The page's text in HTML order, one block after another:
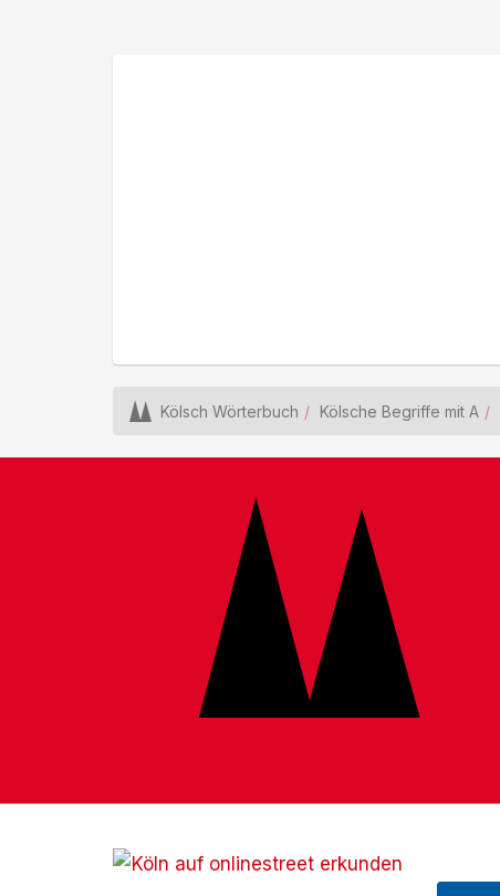
Kölsch Wörterbuch Kölsche Begriffe mit A